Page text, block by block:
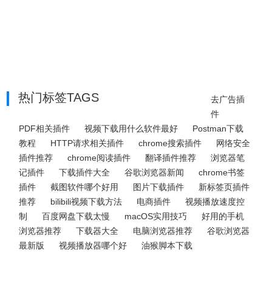
热门标签TAGS
去广告插
件
PDF相关插件
视频下载用什么软件最好
Postman下载
教程
HTTP请求相关插件 chrome搜索插件
网络安全
插件推荐
chrome阅读插件 翻译插件推荐
浏览器笔
记插件
下载插件大全 谷歌浏览器新闻
chrome书签
插件
截图软件哪个好用 图片下载插件
新标签页插件
推荐
bilibili视频下载方法 电商插件
视频播放速度控
制
百度网盘下载太慢 macOS实用技巧
好用的手机
浏览器推荐
下载器大全 电脑浏览器推荐
谷歌浏览器
最新版
视频播放器哪个好 油猴脚本下载